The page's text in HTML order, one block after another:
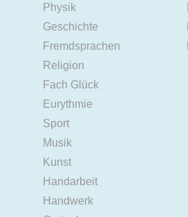
Physik
Geschichte
Fremdsprachen
Religion
Fach Glück
Eurythmie
Sport
Musik
Kunst
Handarbeit
Handwerk